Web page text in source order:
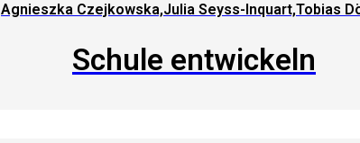
Agnieszka Czejkowska,Julia Seyss-Inquart,Tobias
Schule entwickeln